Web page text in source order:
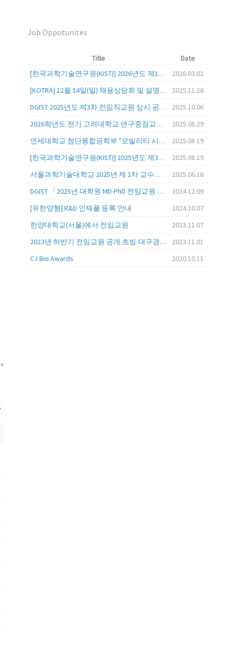
»
Job Oppotunites
Title
Date
[한국과학기술연구원(KIST)] 2026년도 제1차 연구부문 공개채용 안내
2026.03.02
[KOTRA] 12월 14일(일) 채용상담회 및 설명회를 안내
2025.11.26
DGIST 2025년도 제3차 전임직교원 상시 공개초빙 공고
2025.10.06
2026학년도 전기 고려대학교 연구중점교수 초빙 공고
2025.08.29
연세대학교 첨단융합공학부 "모빌리티 시스템 전 분야" 전임교원 특별채용 (2026년 9월 1일자 임용 예정)
2025.08.19
[한국과학기술연구원(KIST)] 2025년도 제3차 연구부문 공개채용 안내
2025.08.19
서울과학기술대학교 2025년 제 1차 교수초빙 (교육공무원 일반공개채용) 공고
2025.06.16
DGIST 「2025년 대학원 MD-PhD 전임교원 공개초빙」
2024.12.09
[유한양행] R&D 인재풀 등록 안내
2024.10.07
한양대학교(서울)에서 전임교원
2023.11.07
2023년 하반기 전임교원 공개 초빙-대구경북과학기술원 (DGIST)
2023.11.01
CJ Bio Awards
2020.10.11